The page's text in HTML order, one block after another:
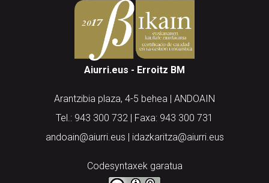
Aiurri.eus - Erroitz BM
Arantzibia plaza, 4-5 behea | ANDOAIN
Tel.: 943 300 732 | Faxa: 943 300 731
andoain@aiurri.eus | idazkaritza@aiurri.eus
Codesyntaxek garatua